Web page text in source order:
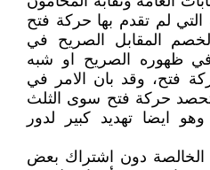
التي لم تقدم بها حركة فتح
المقابل الصريح في
في ظهوره الصريح او شبه
فتح، وقد بان الامر في
تحصد حركة فتح سوى الثلث
ايضا تهديد كبير لدور
دون اشتراك بعض